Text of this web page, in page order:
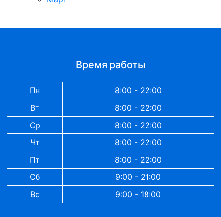
Время работы
Пн
8:00 - 22:00
Вт
8:00 - 22:00
Ср
8:00 - 22:00
Чт
8:00 - 22:00
Пт
8:00 - 22:00
Сб
9:00 - 21:00
Вс
9:00 - 18:00